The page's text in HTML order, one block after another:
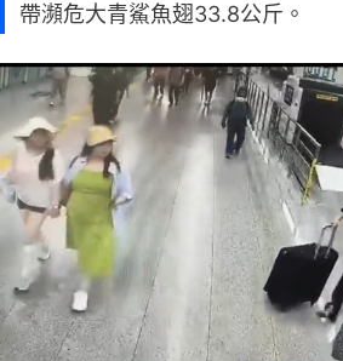
帶瀕危大青鯊魚翅33.8公斤。